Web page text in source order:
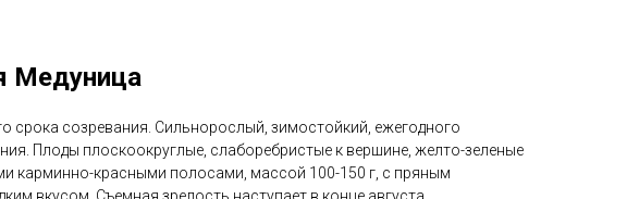
Медуница
срока созревания. Сильнорослый, зимостойкий, ежегодного
Плоды плоскоокруглые, слаборебристые к вершине, желто-зеленые
карминно-красными полосами, массой 100-150 г, с пряным